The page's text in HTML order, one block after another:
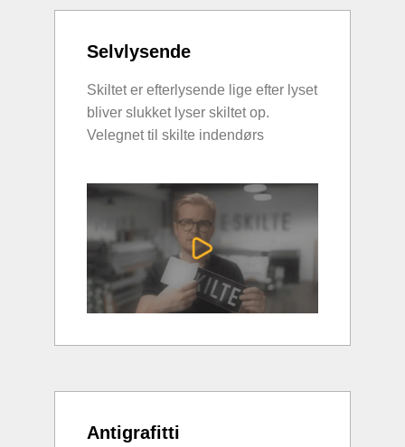
Selvlysende
Skiltet er efterlysende lige efter lyset
bliver slukket lyser skiltet op.
Velegnet til skilte indendørs
Antigrafitti